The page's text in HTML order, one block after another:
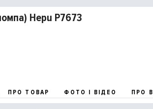
Hepu P7673
ПРО ТОВАР ФОТО І ВІДЕО ПРО